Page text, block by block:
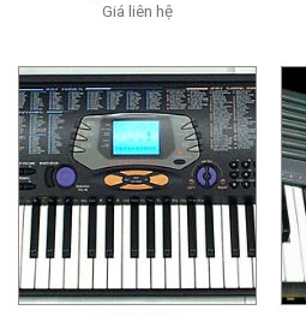
Giá liên hệ